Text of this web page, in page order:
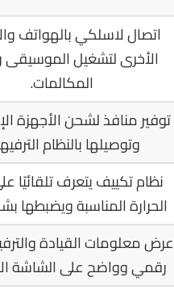
اتصال لاسلكي بالهواتف
الأخرى لتشغيل الموسيقى
المكالمات.
توفير منافذ لشحن الأجهزة
وتوصيلها بالنظام
نظام تكييف يتعرف تلقائيًا
الحرارة المناسبة ويضبطها
عرض معلومات القيادة
رقمي وواضح على الشاشة